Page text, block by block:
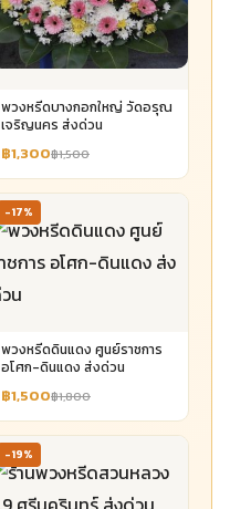
พวงหรีดบางกอกใหญ่ วัดอรุณ
เจริญนคร ส่งด่วน
฿1,300฿1,500
-17%
พวงหรีดดินแดง ศูนย์ราชการ
อโศก-ดินแดง ส่งด่วน
฿1,500฿1,800
-19%